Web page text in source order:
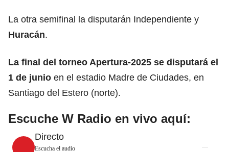
La otra semifinal la disputarán Independiente y
Huracán.
La final del torneo Apertura-2025 se disputará el
1 de junio en el estadio Madre de Ciudades, en
Santiago del Estero (norte).
Escuche W Radio en vivo aquí:
Directo
Escucha el audio